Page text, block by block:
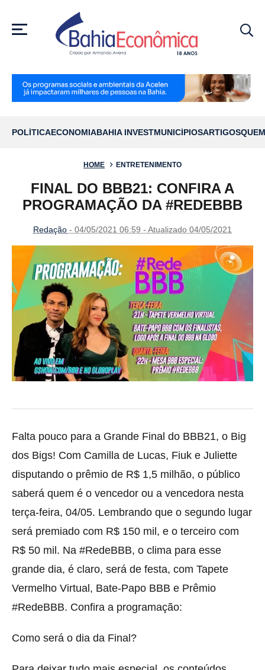
MENU
POLÍTICAECONOMIABAHIA INVESTMUNICÍPIOSARTIGOS
HOME ENTRETENIMENTO
FINAL DO BBB21: CONFIRA A
PROGRAMAÇÃO DA #REDEBBB
Redação - 04/05/2021 06:59 - Atualizado 04/05/2021
Falta pouco para a Grande Final do BBB21, o Big
dos Bigs! Com Camilla de Lucas, Fiuk e Juliette
disputando o prêmio de R$ 1,5 milhão, o público
saberá quem é o vencedor ou a vencedora nesta
terça-feira, 04/05. Lembrando que o segundo lugar
será premiado com R$ 150 mil, e o terceiro com
R$ 50 mil. Na #RedeBBB, o clima para esse
grande dia, é claro, será de festa, com Tapete
Vermelho Virtual, Bate-Papo BBB e Prêmio
#RedeBBB. Confira a programação:
Como será o dia da Final?